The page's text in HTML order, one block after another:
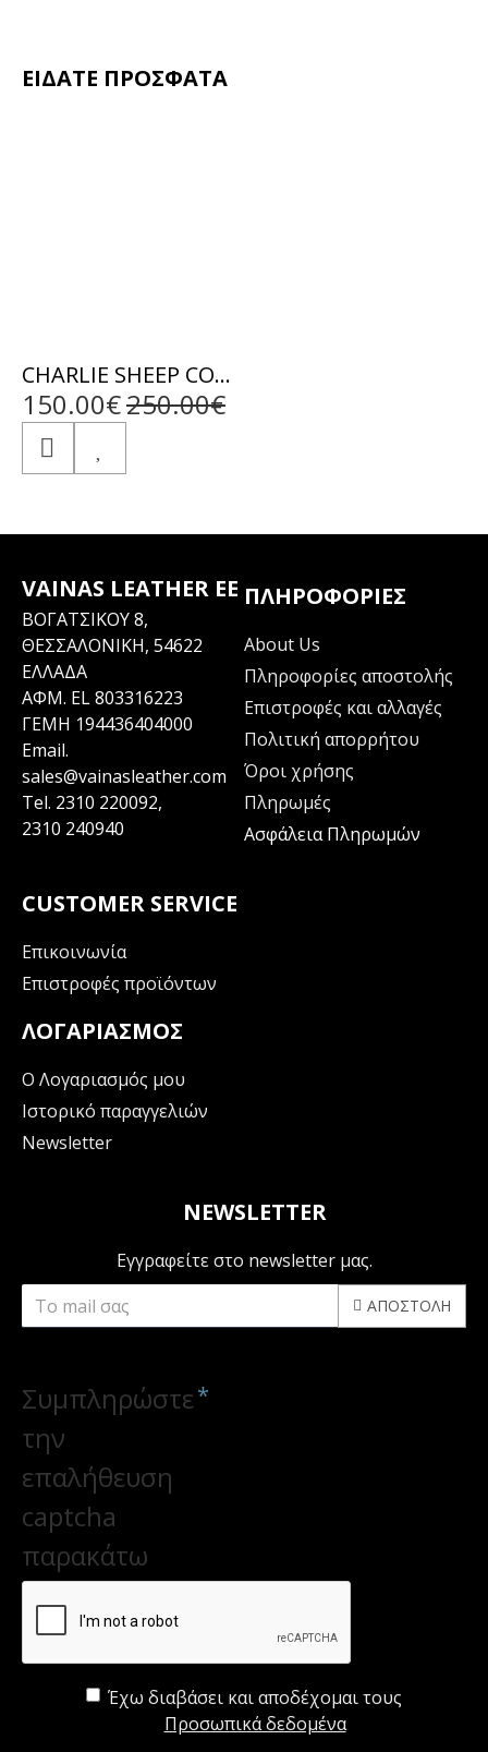
ΕΙΔΑΤΕ ΠΡΟΣΦΑΤΑ
CHARLIE SHEEP COGNAC - ΑΥΘΕΝΤΙΚΟ ΑΝΔΡΙΚΟ ΚΟΝΙΑΚ ΔΕΡΜΑΤΙΟΝ ΜΠΟΥΦΑΝ
150.00€250.00€
VAINAS LEATHER EE
ΒΟΓΑΤΣΙΚΟΥ 8,
ΘΕΣΣΑΛΟΝΙΚΗ, 54622
ΕΛΛΑΔΑ
ΑΦΜ. EL 803316223
ΓΕΜΗ 194436404000
Email.
sales@vainasleather.com
Tel. 2310 220092,
2310 240940
ΠΛΗΡΟΦΟΡΊΕΣ
About Us
Πληροφορίες αποστολής
Επιστροφές και αλλαγές
Πολιτική απορρήτου
Όροι χρήσης
Πληρωμές
Ασφάλεια Πληρωμών
CUSTOMER SERVICE
Επικοινωνία
Επιστροφές προϊόντων
ΛΟΓΑΡΙΑΣΜΌΣ
Ο Λογαριασμός μου
Ιστορικό παραγγελιών
Newsletter
NEWSLETTER
Εγγραφείτε στο newsletter μας.
ΑΠΟΣΤΟΛΉ
Συμπληρώστε
την
επαλήθευση
captcha
παρακάτω
Έχω διαβάσει και αποδέχομαι τους
Προσωπικά δεδομένα